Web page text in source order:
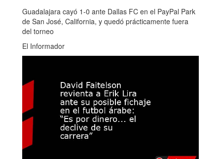
Guadalajara cayó 1-0 ante Dallas FC en el PayPal Park
de San José, California, y quedó prácticamente fuera
del torneo
El Informador